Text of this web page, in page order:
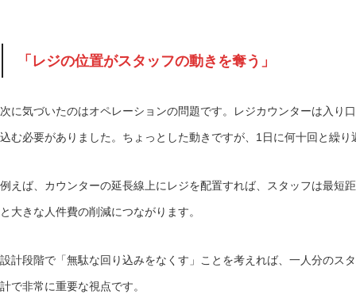
「レジの位置がスタッフの動きを奪う」
次に気づいたのはオペレーションの問題です。レジカウンターは入り
込む必要がありました。ちょっとした動きですが、1日に何十回と繰
例えば、カウンターの延長線上にレジを配置すれば、スタッフは最短
と大きな人件費の削減につながります。
設計段階で「無駄な回り込みをなくす」ことを考えれば、一人分のス
計で非常に重要な視点です。